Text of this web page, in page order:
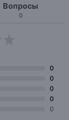
Вопросы
0
0
0
0
0
0